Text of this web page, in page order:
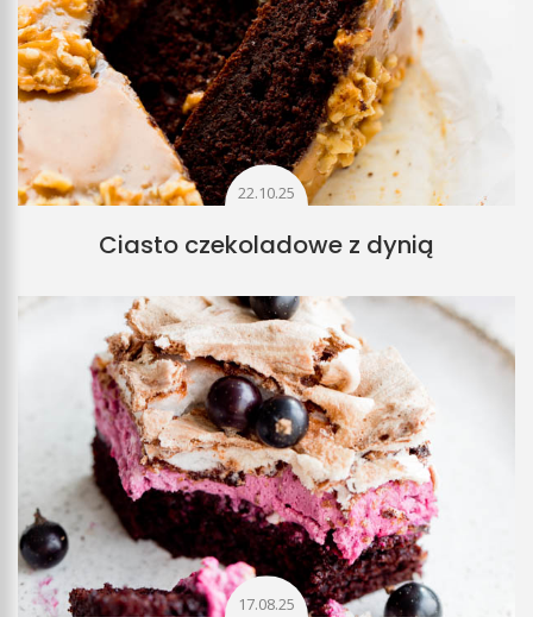
22.10.25
Ciasto czekoladowe z dynią
17.08.25